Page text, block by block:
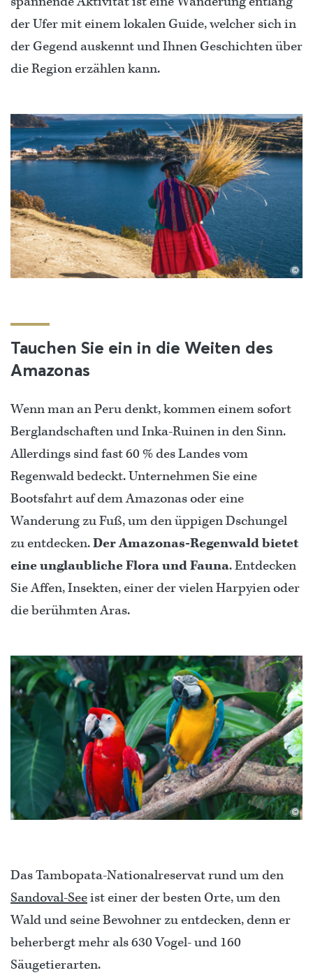
der Ufer mit einem lokalen Guide, welcher sich in
der Gegend auskennt und Ihnen Geschichten über
die Region erzählen kann.
©
Tauchen Sie ein in die Weiten des
Amazonas
Wenn man an Peru denkt, kommen einem sofort
Berglandschaften und Inka-Ruinen in den Sinn.
Allerdings sind fast 60 % des Landes vom
Regenwald bedeckt. Unternehmen Sie eine
Bootsfahrt auf dem Amazonas oder eine
Wanderung zu Fuß, um den üppigen Dschungel
zu entdecken.Der Amazonas-Regenwald bietet
eine unglaubliche Flora und Fauna. Entdecken
Sie Affen, Insekten, einer der vielen Harpyien oder
die berühmten Aras.
©
Das Tambopata-Nationalreservat rund um den
Sandoval-Seeist einer der besten Orte, um den
Wald und seine Bewohner zu entdecken, denn er
beherbergt mehr als 630 Vogel- und 160
Säugetierarten.